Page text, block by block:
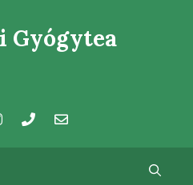
Gyógytea